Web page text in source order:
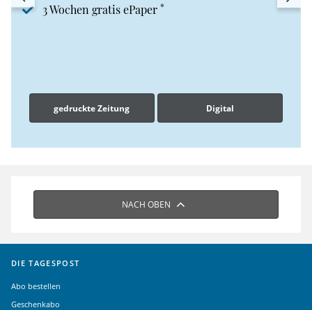
3 Wochen gratis ePaper *
gedruckte Zeitung Digital
NACH OBEN
DIE TAGESPOST
Abo bestellen
Geschenkabo